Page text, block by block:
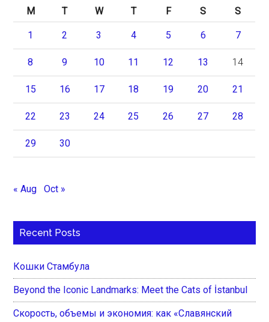
M
T W T F S S
1 2 3 4 5 6 7
8 9 10 11 12 13 14
15 16 17 18 19 20 21
22 23 24 25 26 27 28
29 30
« Aug Oct »
Recent Posts
Кошки Стамбула
Beyond the Iconic Landmarks: Meet the Cats of İstanbul
Скорость, объемы и экономия: как «Славянский